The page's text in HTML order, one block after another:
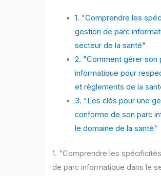
1. "Comprendre les
gestion de parc
secteur de la santé"
2. "Comment gérer son
informatique pour
et règlements de la
3. "Les clés pour une
conforme de son parc
le domaine de la santé"
1. "Comprendre les
de parc informatique dans le